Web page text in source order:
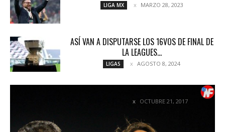
LIGA MX MARZO 28, 2023
ASÍ VAN A DISPUTARSE LOS 16VOS DE FINAL DE
LA LEAGUES...
LIGAS AGOSTO 8, 2024
OCTUBRE 21, 2017